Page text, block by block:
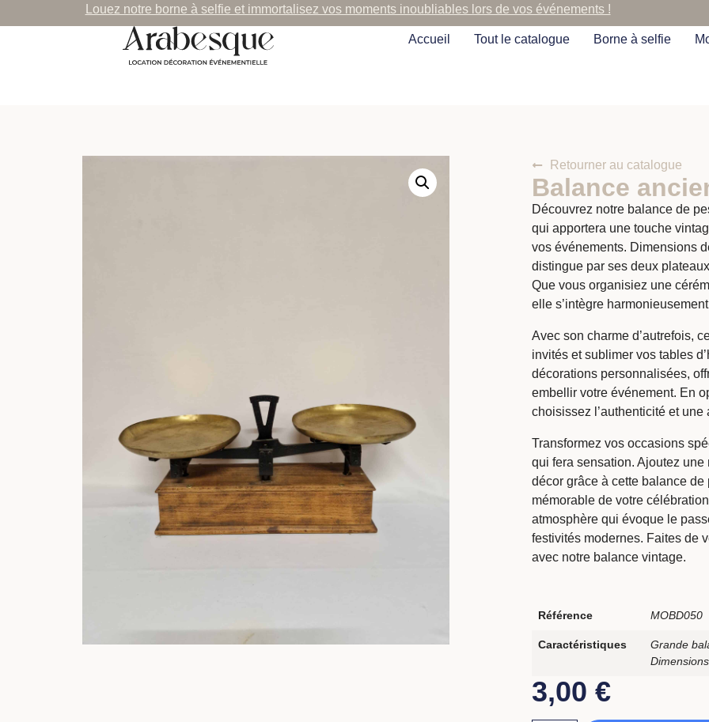
Louez notre borne à selfie et immortalisez vos moments inoubliables lors de vos événements !
Accueil Tout le catalogue Borne à selfie
Retourner au catalogue
Balance
Découvrez notre balance de
qui apportera une touche
vos événements. Dimensions
distingue par ses deux
Que vous organisiez une
elle s’intègre
Avec son charme d’autrefois,
invités et sublimer vos tables
décorations personnalisées,
embellir votre événement. En
choisissez l’authenticité et
Transformez vos occasions
qui fera sensation. Ajoutez une
décor grâce à cette balance
mémorable de votre
atmosphère qui évoque le
festivités modernes. Faites de
avec notre balance vintage.
Référence MOBD050
Caractéristiques
Grande
3,00 €